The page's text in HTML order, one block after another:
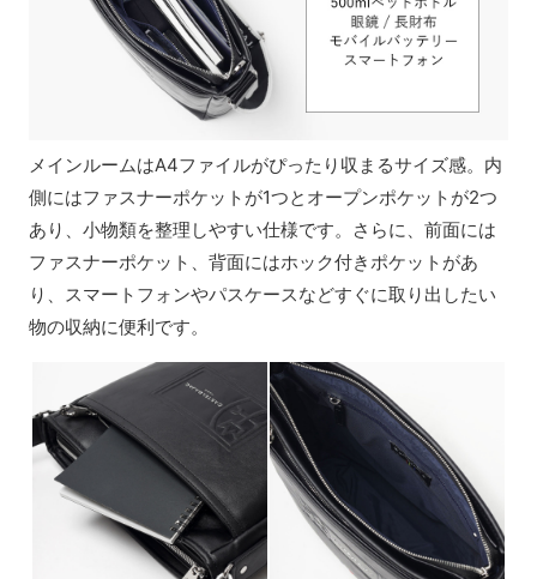
メインルームはA4ファイルがぴったり収まるサイズ感。内
側にはファスナーポケットが1つとオープンポケットが2つ
あり、小物類を整理しやすい仕様です。さらに、前面には
ファスナーポケット、背面にはホック付きポケットがあ
り、スマートフォンやパスケースなどすぐに取り出したい
物の収納に便利です。